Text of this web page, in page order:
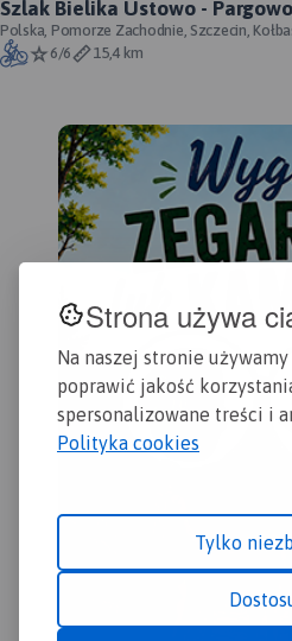
Strona używa
Na naszej stronie
poprawić jakość
spersonalizowane treści i
Polityka cookies
Tylko
fragment wybrzeża w części
niemieckiej, od wschodu
zamknięta jest przez
Szlak Bielika Ustowo -
oficjalny
Polska, Pomorze Zachodnie, Szczecin,
6/6
15,4 km